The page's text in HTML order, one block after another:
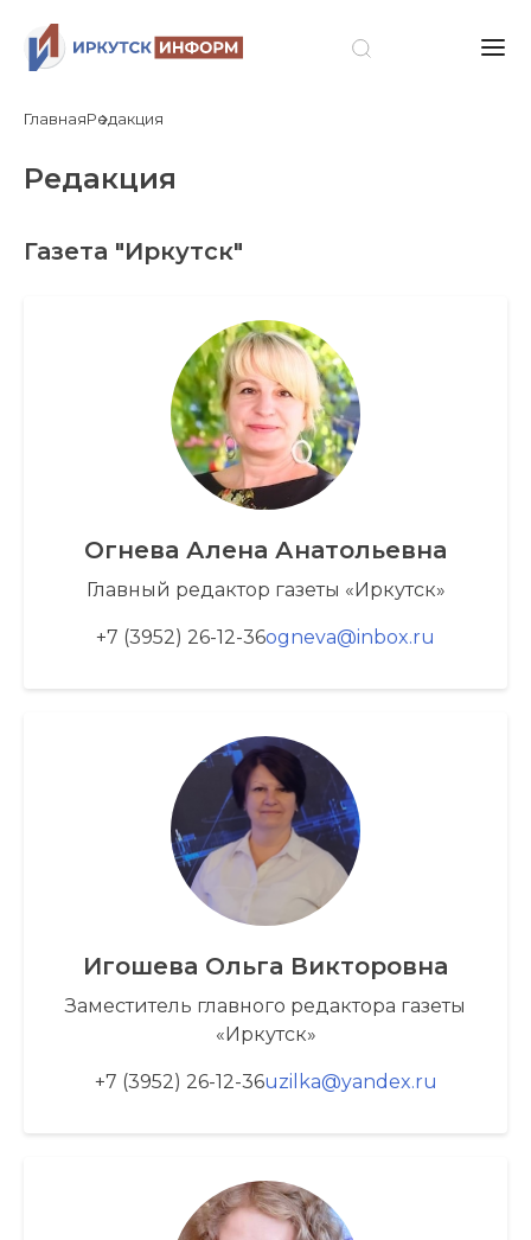
ГлавнаяРедакция
Редакция
Газета "Иркутск"
Огнева Алена Анатольевна
Главный редактор газеты «Иркутск»
+7 (3952) 26-12-36ogneva@inbox.ru
Игошева Ольга Викторовна
Заместитель главного редактора газеты
«Иркутск»
+7 (3952) 26-12-36uzilka@yandex.ru